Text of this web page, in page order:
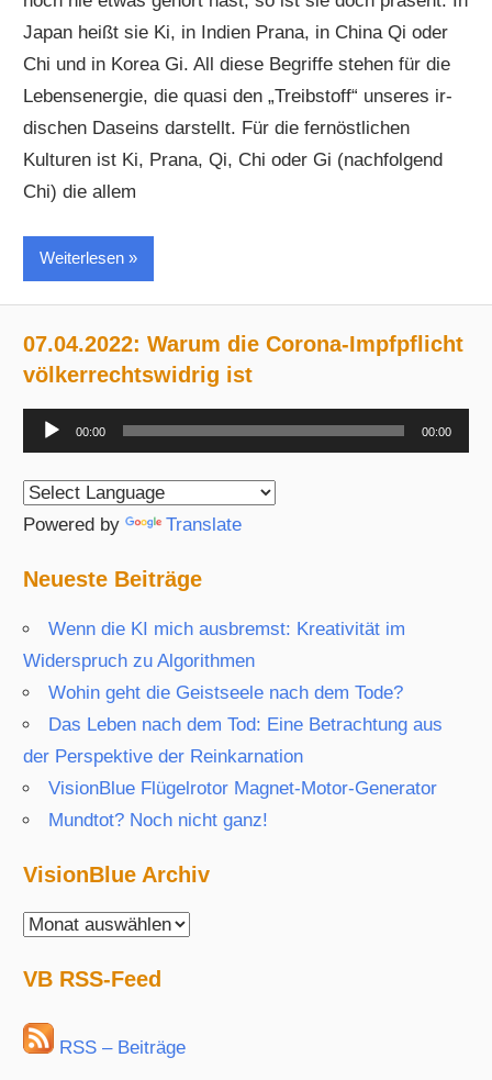
Japan heißt sie Ki, in Indien Prana, in China Qi oder
Chi und in Korea Gi. All diese Begriffe stehen für die
Lebensenergie, die quasi den „Treibstoff“ unseres ir-
dischen Daseins darstellt. Für die fernöstlichen
Kulturen ist Ki, Prana, Qi, Chi oder Gi (nachfolgend
Chi) die allem
Weiterlesen
07.04.2022: Warum die Corona-Impfpflicht
völkerrechtswidrig ist
Audio-
Player
00:00 00:00
Powered by Translate
Neueste Beiträge
Wenn die KI mich ausbremst: Kreativität im
Widerspruch zu Algorithmen
Wohin geht die Geistseele nach dem Tode?
Das Leben nach dem Tod: Eine Betrachtung aus
der Perspektive der Reinkarnation
VisionBlue Flügelrotor Magnet-Motor-Generator
Mundtot? Noch nicht ganz!
VisionBlue Archiv
VisionBlue
VB RSS-Feed
RSS – Beiträge